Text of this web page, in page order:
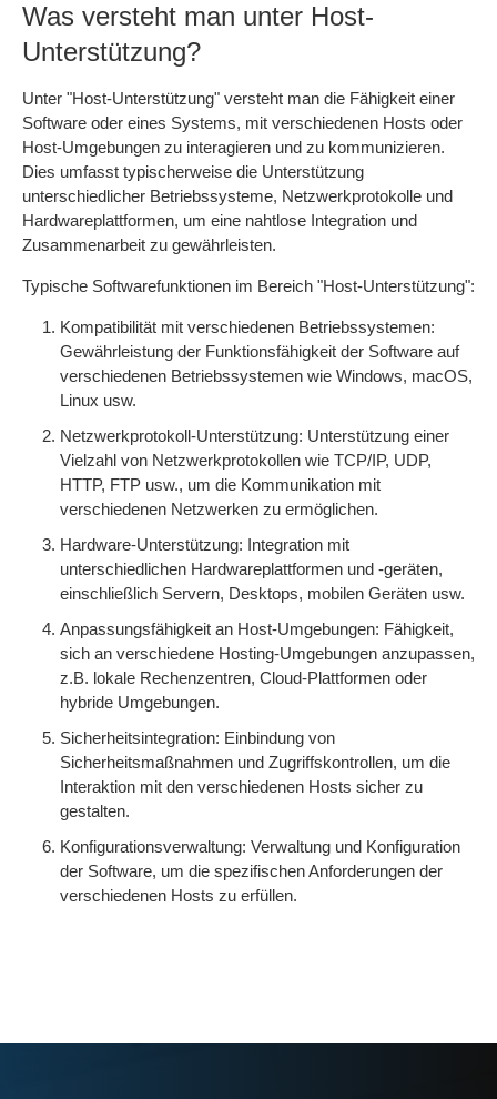
Was versteht man unter Host-
Unterstützung?
Unter "Host-Unterstützung" versteht man die Fähigkeit einer
Software oder eines Systems, mit verschiedenen Hosts oder
Host-Umgebungen zu interagieren und zu kommunizieren.
Dies umfasst typischerweise die Unterstützung
unterschiedlicher Betriebssysteme, Netzwerkprotokolle und
Hardwareplattformen, um eine nahtlose Integration und
Zusammenarbeit zu gewährleisten.
Typische Softwarefunktionen im Bereich "Host-Unterstützung":
Kompatibilität mit verschiedenen Betriebssystemen:
Gewährleistung der Funktionsfähigkeit der Software auf
verschiedenen Betriebssystemen wie Windows, macOS,
Linux usw.
Netzwerkprotokoll-Unterstützung: Unterstützung einer
Vielzahl von Netzwerkprotokollen wie TCP/IP, UDP,
HTTP, FTP usw., um die Kommunikation mit
verschiedenen Netzwerken zu ermöglichen.
Hardware-Unterstützung: Integration mit
unterschiedlichen Hardwareplattformen und -geräten,
einschließlich Servern, Desktops, mobilen Geräten usw.
Anpassungsfähigkeit an Host-Umgebungen: Fähigkeit,
sich an verschiedene Hosting-Umgebungen anzupassen,
z.B. lokale Rechenzentren, Cloud-Plattformen oder
hybride Umgebungen.
Sicherheitsintegration: Einbindung von
Sicherheitsmaßnahmen und Zugriffskontrollen, um die
Interaktion mit den verschiedenen Hosts sicher zu
gestalten.
Konfigurationsverwaltung: Verwaltung und Konfiguration
der Software, um die spezifischen Anforderungen der
verschiedenen Hosts zu erfüllen.